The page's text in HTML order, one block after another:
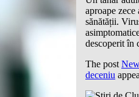
aproape
sănătății.
descoperit
The post
deceniu